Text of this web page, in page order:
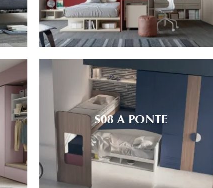
S08 A PONTE